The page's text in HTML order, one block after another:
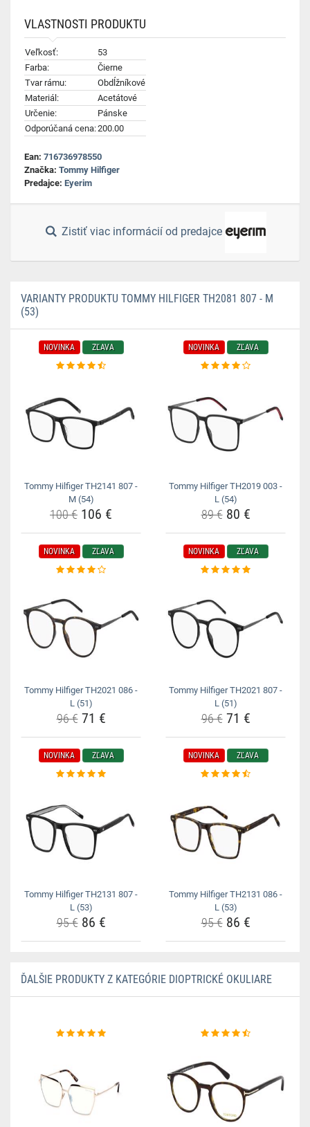
VLASTNOSTI PRODUKTU
Veľkosť:
53
Farba:
Čierne
Tvar rámu:
Obdĺžníkové
Materiál:
Acetátové
Určenie:
Pánske
Odporúčaná cena:200.00
Ean: 716736978550
Značka: Tommy Hilfiger
Predajce: Eyerim
Zistiť viac informácií od predajce
VARIANTY PRODUKTU TOMMY HILFIGER TH2081 807 - M
(53)
NOVINKA ZĽAVA
Tommy Hilfiger TH2141 807 -
M (54)
100 € 106 €
NOVINKA ZĽAVA
Tommy Hilfiger TH2019 003 -
L (54)
89 €80 €
NOVINKA ZĽAVA
Tommy Hilfiger TH2021 086 -
L (51)
96 €71 €
NOVINKA ZĽAVA
Tommy Hilfiger TH2021 807 -
L (51)
96 €71 €
NOVINKA ZĽAVA
Tommy Hilfiger TH2131 807 -
L (53)
95 €86 €
NOVINKA ZĽAVA
Tommy Hilfiger TH2131 086 -
L (53)
95 €86 €
ĎALŠIE PRODUKTY Z KATEGÓRIE DIOPTRICKÉ OKULIARE